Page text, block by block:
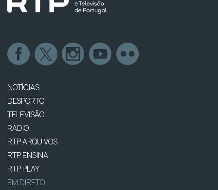
NOTÍCIAS
DESPORTO
TELEVISÃO
RÁDIO
RTP ARQUIVOS
RTP ENSINA
RTP PLAY
EM DIRETO